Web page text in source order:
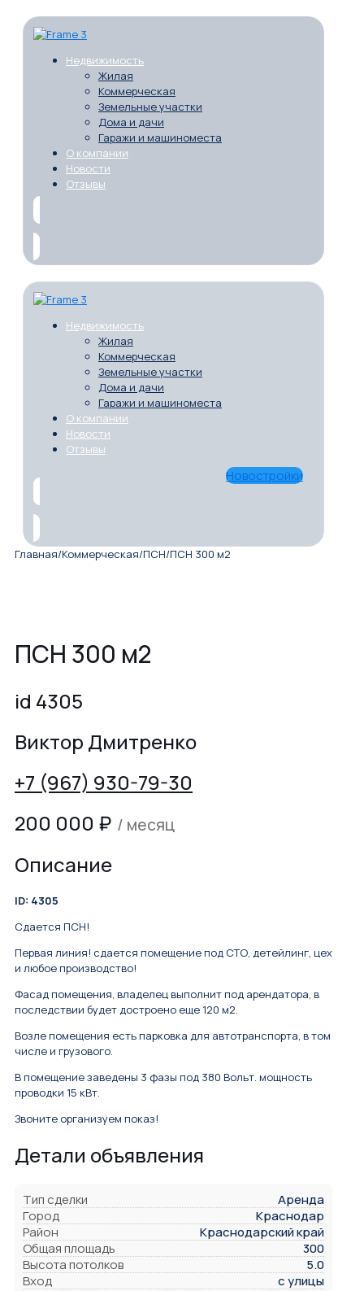
Недвижимость
Жилая
Коммерческая
Земельные участки
Дома и дачи
Гаражи и машиноместа
О компании
Новости
Отзывы
Недвижимость
Жилая
Коммерческая
Земельные участки
Дома и дачи
Гаражи и машиноместа
О компании
Новости
Отзывы
Новостройки
Главная/Коммерческая/ПСН/ПСН 300 м2
ПСН 300 м2
id 4305
Виктор Дмитренко
+7 (967) 930-79-30
200 000 ₽ / месяц
Описание
ID: 4305
Сдается ПСН!
Первая линия! сдается помещение под СТО, детейлинг, цех
и любое производство!
Фасад помещения, владелец выполнит под арендатора, в
последствии будет достроено еще 120 м2.
Возле помещения есть парковка для автотранспорта, в том
числе и грузового.
В помещение заведены 3 фазы под 380 Вольт. мощность
проводки 15 кВт.
Звоните организуем показ!
Детали объявления
Тип сделки
Аренда
Город
Краснодар
Район
Краснодарский край
Общая площадь
300
Высота потолков
5.0
Вход
с улицы